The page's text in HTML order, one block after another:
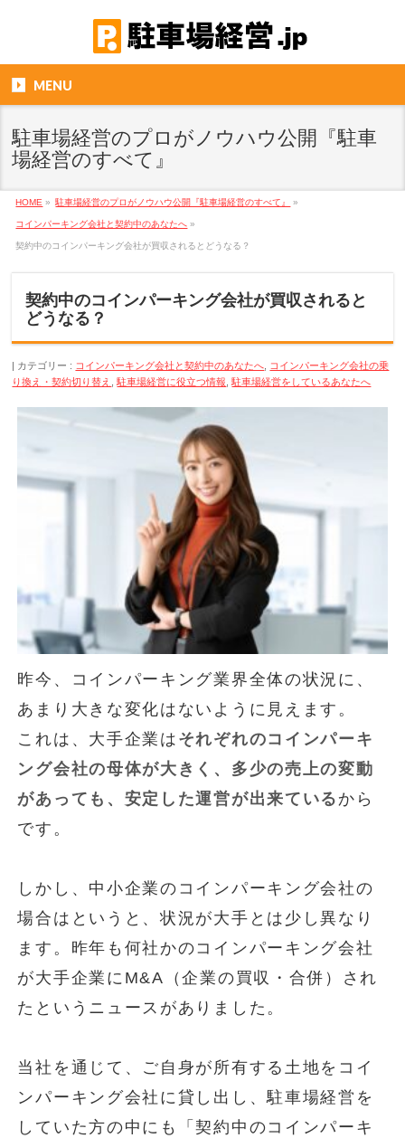
MENU
駐車場経営のプロがノウハウ公開『駐車
場経営のすべて』
HOME » 駐車場経営のプロがノウハウ公開『駐車場経営のすべて』 »
コインパーキング会社と契約中のあなたへ »
契約中のコインパーキング会社が買収されるとどうなる？
契約中のコインパーキング会社が買収されると
どうなる？
カテゴリー : コインパーキング会社と契約中のあなたへ
コインパーキング会社の乗
り換え・契約切り替え
,駐車場経営に役立つ情報 ,駐車場経営をしているあなたへ
昨今、コインパーキング業界全体の状況に、
あまり大きな変化はないように見えます。
これは、大手企業は それぞれのコインパーキ
ング会社の母体が大きく、多少の売上の変動
があっても、安定した運営が出来ている から
です。
しかし、中小企業のコインパーキング会社の
場合はというと、状況が大手とは少し異なり
ます。昨年も何社かのコインパーキング会社
が大手企業にM&A（企業の買収・合併）され
たというニュースがありました。
当社を通じて、ご自身が所有する土地をコイ
ンパーキング会社に貸し出し、駐車場経営を
していた方の中にも「契約中のコインパーキ